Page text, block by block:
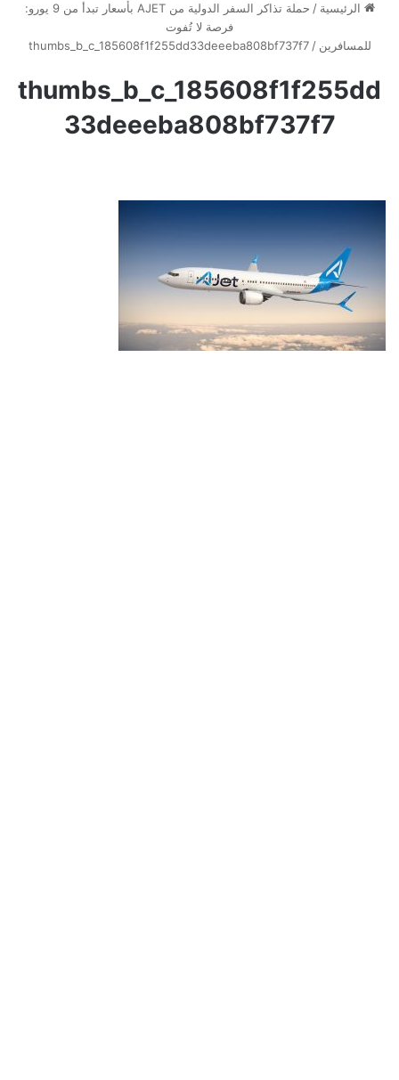
الرئيسية /
حملة تذاكر السفر الدولية من AJET بأسعار تبدأ من 9 يورو:
فرصة لا تُفوت
للمسافرين /
thumbs_b_c_185608f1f255dd33deeeba808bf737f7
thumbs_b_c_185608f1f255dd
33deeeba808bf737f7